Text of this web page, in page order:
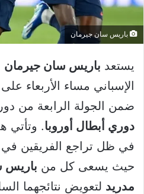
باريس سان جيرمان
يستعد باريس سان جيرمان
الإسباني مساء الأربعاء
ضمن الجولة الرابعة من
دوري أبطال أوروبا. وتأتي
في ظل تراجع الفريقين في
حيث يسعى كل من باريس
مدريد لتعويض نتائجهما